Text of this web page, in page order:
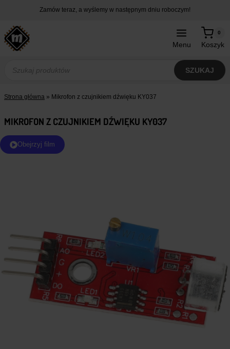
treści
Zamów teraz, a wyślemy w następnym dniu roboczym!
Menu Koszyk
0
produktów
SZUKAJ
Strona główna » Mikrofon z czujnikiem dźwięku KY037
MIKROFON Z CZUJNIKIEM DŹWIĘKU KY037
Obejrzyj film